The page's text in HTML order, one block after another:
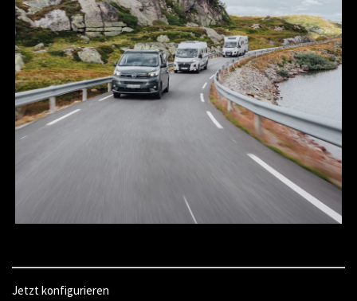
Jetzt konfigurieren